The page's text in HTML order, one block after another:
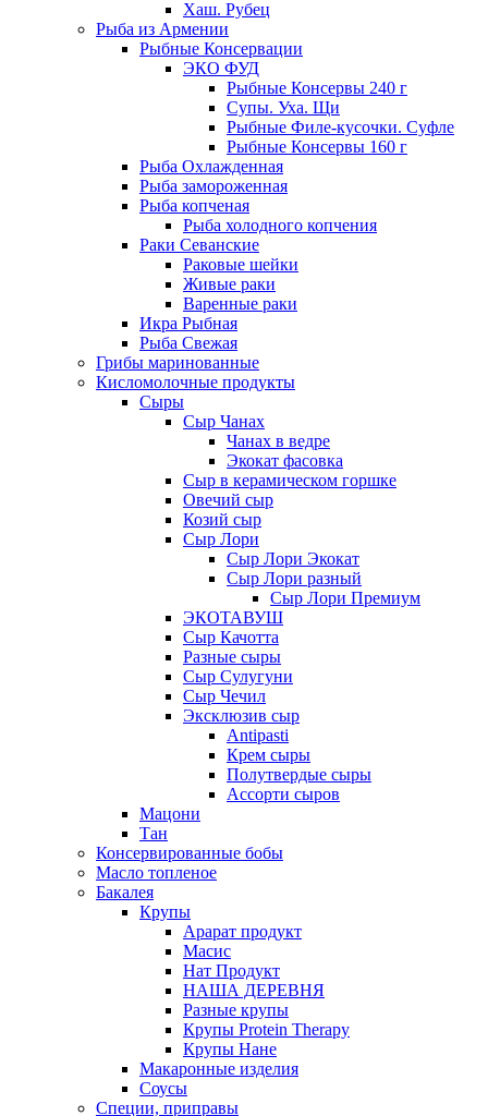
Хаш. Рубец
Рыба из Армении
Рыбные Консервации
ЭКО ФУД
Рыбные Консервы 240 г
Супы. Уха. Щи
Рыбные Филе-кусочки. Суфле
Рыбные Консервы 160 г
Рыба Охлажденная
Рыба замороженная
Рыба копченая
Рыба холодного копчения
Раки Севанские
Раковые шейки
Живые раки
Варенные раки
Икра Рыбная
Рыба Свежая
Грибы маринованные
Кисломолочные продукты
Сыры
Сыр Чанах
Чанах в ведре
Экокат фасовка
Сыр в керамическом горшке
Овечий сыр
Козий сыр
Сыр Лори
Сыр Лори Экокат
Сыр Лори разный
Сыр Лори Премиум
ЭКОТАВУШ
Сыр Качотта
Разные сыры
Сыр Сулугуни
Сыр Чечил
Эксклюзив сыр
Antipasti
Крем сыры
Полутвердые сыры
Ассорти сыров
Мацони
Тан
Консервированные бобы
Масло топленое
Бакалея
Крупы
Арарат продукт
Масис
Нат Продукт
НАША ДЕРЕВНЯ
Разные крупы
Крупы Protein Therapy
Крупы Нане
Макаронные изделия
Соусы
Специи, приправы